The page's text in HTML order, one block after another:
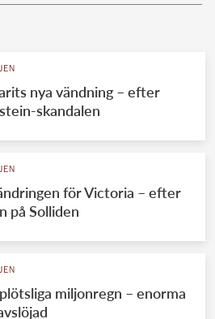
nya vändning – efter
skandalen
för Victoria – efter
på Solliden
miljonregn – enorma